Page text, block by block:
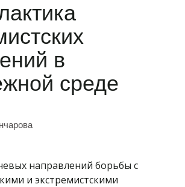
в
среде
направлений борьбы с
и экстремистскими